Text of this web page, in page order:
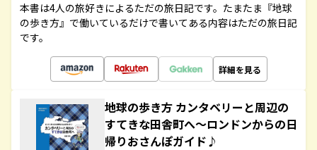
本書は4人の旅好きによるただの旅日記です。たまたま『地球
の歩き方』で働いているだけで書いてある内容はただの旅日記
です。
詳細を見る
地球の歩き方 カンタベリーと周辺の
すてきな田舎町へ～ロンドンからの日
帰りおさんぽガイド♪